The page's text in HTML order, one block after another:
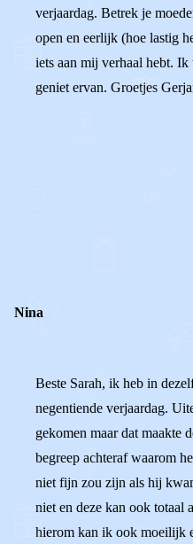
verjaardag. Betrek je
open en eerlijk (hoe lastig
iets aan mij verhaal hebt.
geniet ervan. Groetjes
Nina
Beste Sarah, ik heb in
negentiende verjaardag.
gekomen maar dat maakte
begreep achteraf waarom
niet fijn zou zijn als hij
niet en deze kan ook totaal
hierom kan ik ook moeilijk